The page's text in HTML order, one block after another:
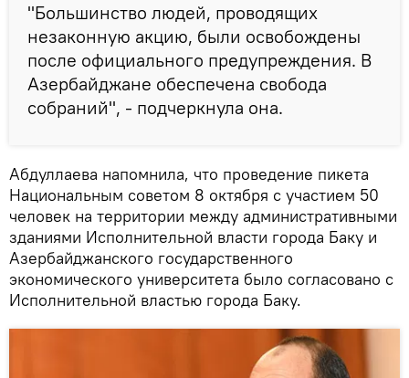
"Большинство людей, проводящих
незаконную акцию, были освобождены
после официального предупреждения. В
Азербайджане обеспечена свобода
собраний", - подчеркнула она.
Абдуллаева напомнила, что проведение пикета
Национальным советом 8 октября с участием 50
человек на территории между административными
зданиями Исполнительной власти города Баку и
Азербайджанского государственного
экономического университета было согласовано с
Исполнительной властью города Баку.